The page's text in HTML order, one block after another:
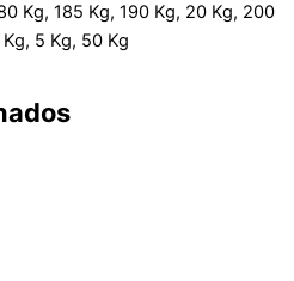
Kg, 185 Kg, 190 Kg, 20 Kg, 200
5 Kg, 50 Kg